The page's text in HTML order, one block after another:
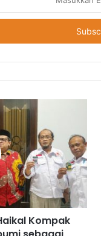
Kompak